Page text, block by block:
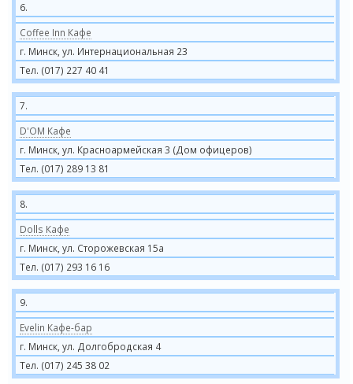
6.
Coffee Inn Кафе
г. Минск, ул. Интернациональная 23
Тел. (017) 227 40 41
7.
D'OM Кафе
г. Минск, ул. Красноармейская 3 (Дом офицеров)
Тел. (017) 289 13 81
8.
Dolls Кафе
г. Минск, ул. Сторожевская 15а
Тел. (017) 293 16 16
9.
Evelin Кафе-бар
г. Минск, ул. Долгобродская 4
Тел. (017) 245 38 02